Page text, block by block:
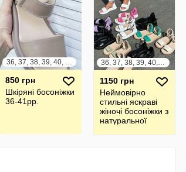
36, 37, 38, 39, 40, 41
850 грн
Шкіряні босоніжки
36-41рр.
36, 37, 38, 39, 40, 41
1150 грн
Неймовірно
стильні яскраві
жіночі босоніжки з
натуральної